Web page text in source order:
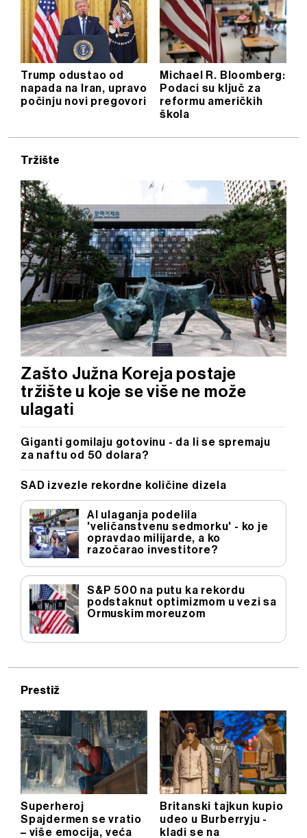
Trump odustao od
napada na Iran, upravo
počinju novi pregovori
Michael R. Bloomberg:
Podaci su ključ za
reformu američkih
škola
Tržište
Zašto Južna Koreja postaje
tržište u koje se više ne može
ulagati
Giganti gomilaju gotovinu - da li se spremaju
za naftu od 50 dolara?
SAD izvezle rekordne količine dizela
AI ulaganja podelila
'veličanstvenu sedmorku' - ko je
opravdao milijarde, a ko
razočarao investitore?
S&P 500 na putu ka rekordu
podstaknut optimizmom u vezi sa
Ormuskim moreuzom
Prestiž
Superheroj
Spajdermen se vratio
– više emocija, veća
Britanski tajkun kupio
udeo u Burberryju -
kladi se na